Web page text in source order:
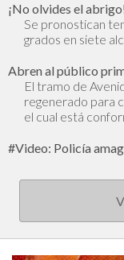
¡No olvides el
Se pronostican
grados en siete
Abren al público
El tramo de
regenerado para
el cual está
#Video: Policía